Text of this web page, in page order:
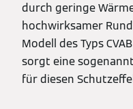
durch geringe
hochwirksamer
Modell des Typs
sorgt eine
für diesen